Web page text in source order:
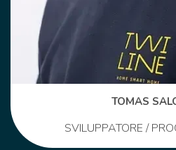
TOMAS
SVILUPPATORE /